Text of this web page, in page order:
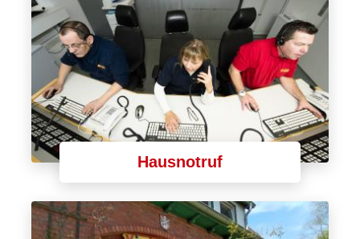
Hausnotruf